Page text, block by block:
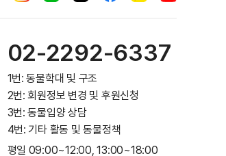
02-2292-6337
1번: 동물학대 및 구조
2번: 회원정보 변경 및 후원신청
3번: 동물입양 상담
4번: 기타 활동 및 동물정책
평일 09:00~12:00, 13:00~18:00